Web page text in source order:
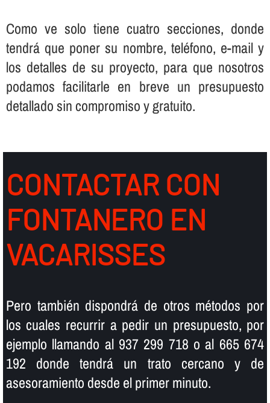
Como ve solo tiene cuatro secciones, donde
tendrá que poner su nombre, teléfono, e-mail y
los detalles de su proyecto, para que nosotros
podamos facilitarle en breve un presupuesto
detallado sin compromiso y gratuito.
CONTACTAR CON
FONTANERO EN
VACARISSES
Pero también dispondrá de otros métodos por
los cuales recurrir a pedir un presupuesto, por
ejemplo llamando al 937 299 718 o al 665 674
192 donde tendrá un trato cercano y de
asesoramiento desde el primer minuto.